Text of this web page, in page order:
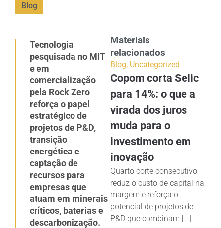
Blog
Tecnologia
pesquisada no MIT
e em
comercialização
pela Rock Zero
reforça o papel
estratégico de
projetos de P&D,
transição
energética e
captação de
recursos para
empresas que
atuam em minerais
críticos, baterias e
descarbonização.
Materiais
relacionados
Blog, Uncategorized
Copom corta Selic
para 14%: o que a
virada dos juros
muda para o
investimento em
inovação
Quarto corte consecutivo
reduz o custo de capital na
margem e reforça o
potencial de projetos de
P&D que combinam [...]